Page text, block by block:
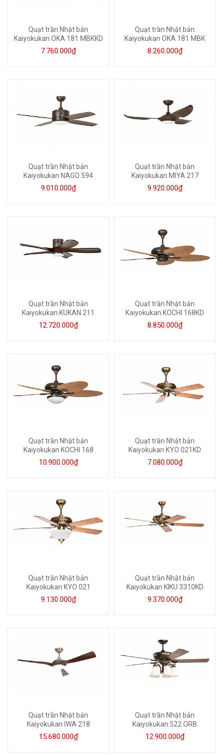
Quạt trần Nhật bản
Kaiyokukan OKA 181 MBKKD
7.760.000₫
Quạt trần Nhật bản
Kaiyokukan OKA 181 MBK
8.260.000₫
Quạt trần Nhật bản
Kaiyokukan NAGO 594
9.010.000₫
Quạt trần Nhật bản
Kaiyokukan MIYA 217
9.920.000₫
Quạt trần Nhật bản
Kaiyokukan KUKAN 211
12.720.000₫
Quạt trần Nhật bản
Kaiyokukan KOCHI 168KD
8.850.000₫
Quạt trần Nhật bản
Kaiyokukan KOCHI 168
10.900.000₫
Quạt trần Nhật bản
Kaiyokukan KYO 021KD
7.080.000₫
Quạt trần Nhật bản
Kaiyokukan KYO 021
9.130.000₫
Quạt trần Nhật bản
Kaiyokukan KIKU 3310KD
9.370.000₫
Quạt trần Nhật bản
Kaiyokukan IWA 218
15.680.000₫
Quạt trần Nhật bản
Kaiyokukan 522 ORB
12.900.000₫